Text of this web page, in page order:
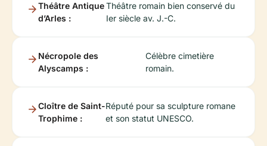
Théâtre Antique
d’Arles :
Théâtre romain bien conservé du
Ier siècle av. J.-C.
Nécropole des
Alyscamps :
Célèbre cimetière
romain.
Cloître de Saint-
Trophime :
Réputé pour sa sculpture romane
et son statut UNESCO.